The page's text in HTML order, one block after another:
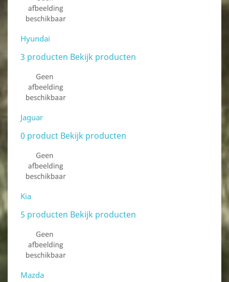
Hyundai
3 producten Bekijk producten
Jaguar
0 product Bekijk producten
Kia
5 producten Bekijk producten
Mazda